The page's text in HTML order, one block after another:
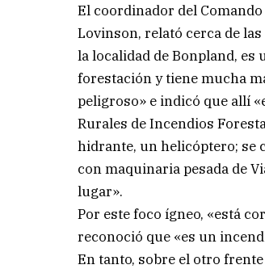
El coordinador del
Lovinson, relató cerca de
la localidad de Bonpland, es
forestación y tiene mucha
peligroso» e indicó que allí
Rurales de Incendios
hidrante, un helicóptero; se
con maquinaria pesada de
lugar».
Por este foco ígneo, «está
reconoció que «es un
En tanto, sobre el otro